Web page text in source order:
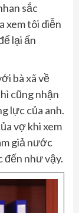
sắc
xem tôi diễn
lại ấn
bà xã về
cũng nhận
lực của anh.
vợ khi xem
giả nước
đến như vậy.